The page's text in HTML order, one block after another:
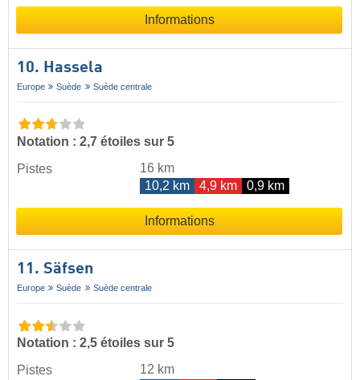
Informations
10. Hassela
Europe Suède Suède centrale
Notation : 2,7 étoiles sur 5
Pistes
16 km
10,2 km
4,9 km 0,9 km
Informations
11. Säfsen
Europe Suède Suède centrale
Notation : 2,5 étoiles sur 5
Pistes
12 km